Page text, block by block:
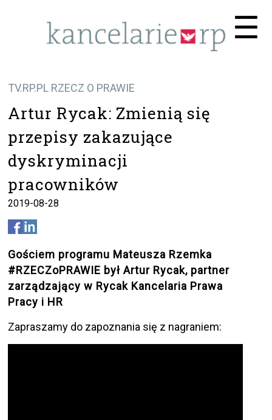
☰
TV.RP.PL RZECZ O PRAWIE
Artur Rycak: Zmienią się
przepisy zakazujące
dyskryminacji
pracowników
2019-08-28
Gościem programu Mateusza Rzemka
#RZECZoPRAWIE był Artur Rycak, partner
zarządzający w Rycak Kancelaria Prawa
Pracy i HR
Zapraszamy do zapoznania się z nagraniem: